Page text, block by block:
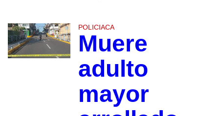
POLICIACA
Muere
adulto
mayor